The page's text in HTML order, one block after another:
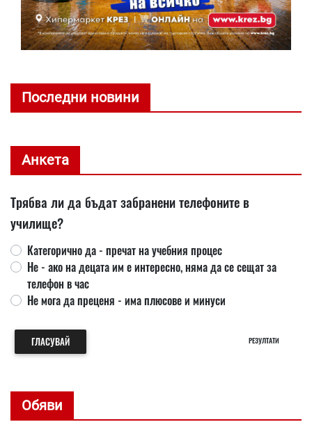
Последни новини
Анкета
Трябва ли да бъдат забранени телефоните в
училище?
Категорично да - пречат на учебния процес
Не - ако на децата им е интересно, няма да се сещат за
телефон в час
Не мога да преценя - има плюсове и минуси
ГЛАСУВАЙ РЕЗУЛТАТИ
Обяви